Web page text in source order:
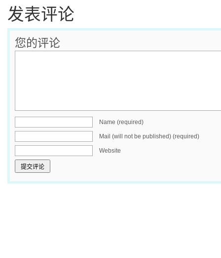
发表评论
您的评论
Name (required)
Mail (will not be published) (required)
Website